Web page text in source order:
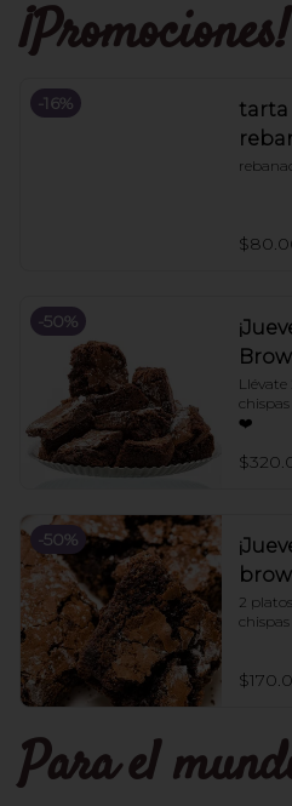
¡Promociones!
-16%
tarta
-50%
Llévate
❤️
-50%
2
Para el